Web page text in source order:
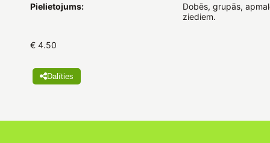
Pielietojums:
Dobēs, grupās,
ziediem.
€ 4.50
Dalīties